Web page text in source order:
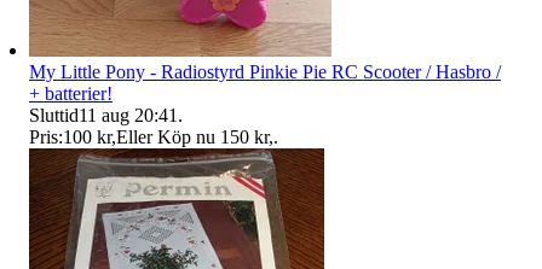
My Little Pony - Radiostyrd Pinkie Pie RC Scooter / Hasbro /
+ batterier!
Sluttid11 aug 20:41 .
Pris:100 kr,Eller Köp nu 150 kr,.